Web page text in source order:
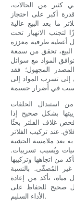
كثير من الحالات،
أكبر على احتجاز
ما بعد البيع عالية
لتجنب الانهيار تحت
أغطية طرفية معززة
البيع، تحقق من سمعة
المواد مع سوائل
المجهول؛ فقد
تسرب المواد إلى
استبدال الحلقات
بشكل صحيح إذا
غلاف الفلتر بحثًا
عند تركيب الفلاتر
به بعد ملامسة الحشية
ويُسبب تسريبات.
من اتجاهها وتركيبها
المُصفّى. بالنسبة
مياه، تأكد من إعادة
صحيح للحفاظ على
الأداء السليم.